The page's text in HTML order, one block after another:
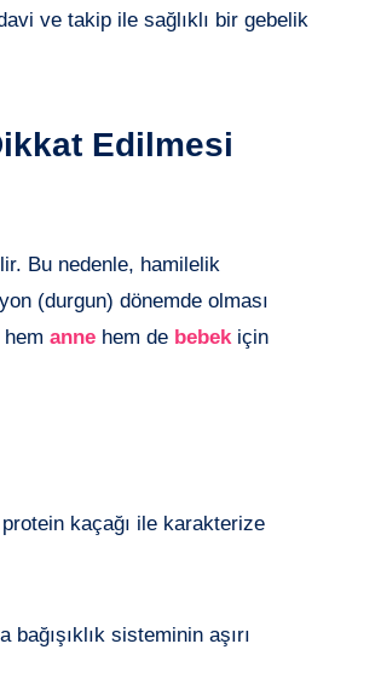
ve takip ile sağlıklı bir gebelik
Edilmesi
Bu nedenle, hamilelik
(durgun) dönemde olması
anne hem de bebek için
kaçağı ile karakterize
sisteminin aşırı